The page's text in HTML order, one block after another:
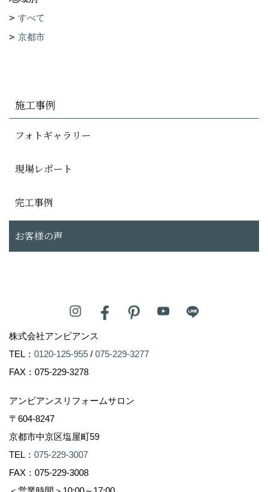
すべて
京都市
施工事例
フォトギャラリー
現場レポート
完工事例
お客様の声
株式会社アンビアンス
TEL： 0120-125-955 / 075-229-3277
FAX：075-229-3278
アンビアンスリフォームサロン
〒604-8247
京都市中京区塩屋町59
TEL： 075-229-3007
FAX：075-229-3008